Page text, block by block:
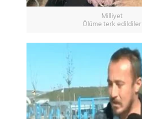
Milliyet
Ölüme terk edildiler